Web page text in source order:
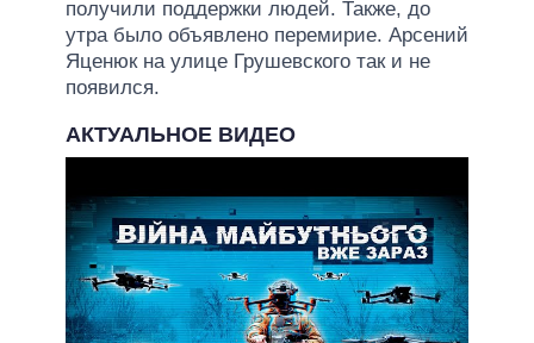
получили поддержки людей. Также, до
утра было объявлено перемирие. Арсений
Яценюк на улице Грушевского так и не
появился.
АКТУАЛЬНОЕ ВИДЕО